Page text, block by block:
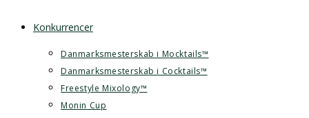
Konkurrencer
Danmarksmesterskab i Mocktails™
Danmarksmesterskab i Cocktails™
Freestyle Mixology™
Monin Cup